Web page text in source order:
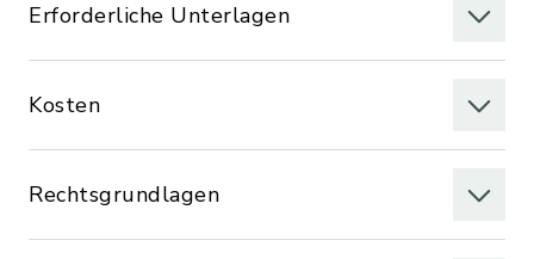
Erforderliche Unterlagen
Kosten
Rechtsgrundlagen